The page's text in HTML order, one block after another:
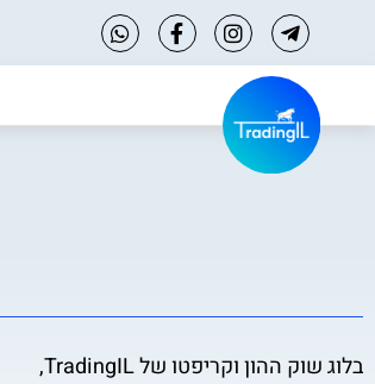
בלוג שוק ההון וקריפטו של TradingIL,